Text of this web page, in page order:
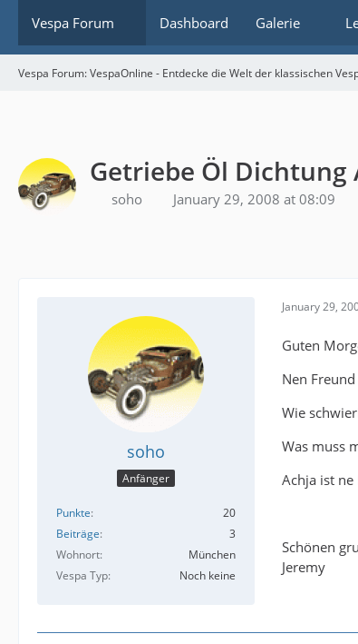
Vespa Forum Dashboard Galerie
Vespa Forum: VespaOnline - Entdecke die Welt der klassischen
Getriebe Öl Dichtung
soho January 29, 2008 at 08:09
soho
Anfänger
Punkte
20
Beiträge
3
Wohnort
München
Vespa Typ
Noch keine
January 29,
Guten
Nen
Wie
Was muss
Achja ist ne
Schönen
Jeremy